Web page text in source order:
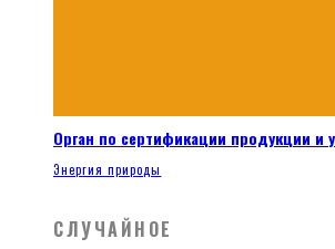
Орган по сертификации продукции и
Энергия природы
СЛУЧАЙНОЕ